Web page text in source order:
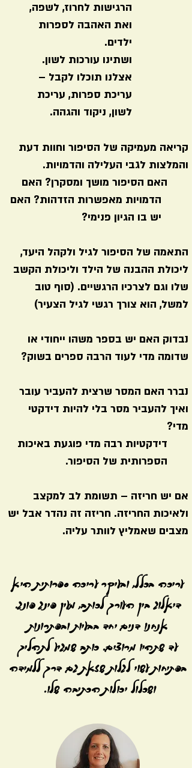
הרגישות לחרוז, לשפה,
ואת האהבה לספרות
ילדים.
ושתינו עורכות לשון.
אצלנו תוכלו לקבל –
עריכת ספרות, עריכת
לשון, ניקוד והגהה.
קריאה מעמיקה של הסיפור וחוות דעת
והמלצות לגבי העלילה והדמויות.
האם הסיפור מושך ומסקרן? האם
הדמויות מאפשרות הזדהות? האם
יש בו הגיון פנימי?
התאמה של הסיפור לגיל ולקהל היעד,
ליכולת ההבנה של הילד וליכולת הקשב
שלו וגם לצרכיו הרגשיים. (סוף טוב
למשל, הוא צורך רגשי לגיל הצעיר)
נבדוק האם יש בספר משהו ייחודי או
שדומה מדי לעוד הרבה ספרים בשוק?
נברר האם המסר שרצית להעביר עובר
ואיך להעביר מסר בלי להיות דידקטי
מדי?
דידקטיות רבה מדי פוגעת באיכות
הספרותית של הסיפור.
אם יש חריזה – תשומת לב למקצב
ולאיכות החריזה. חריזה זה נהדר אבל יש
מצבים שאמליץ לוותר עליה.
עריכה בכלל,ובעיקר עריכה ספרותית היא
דיאלוג בין העורך לכותב, מעין פינג פונג.
אנחנו דנים יחד בבעיותובפתרונות
עד שתהיו מרוצים. כותב שמגיע לתהליך
בפתיחות עשוי לגלות שזאת גם דרך ללמידה
ושכלול יכולות הכתיבה שלו.